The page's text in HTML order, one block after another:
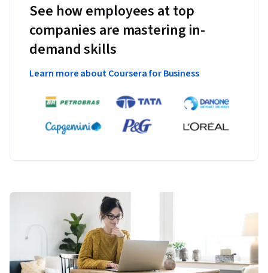
See how employees at top
companies are mastering in-
demand skills
Learn more about Coursera for Business